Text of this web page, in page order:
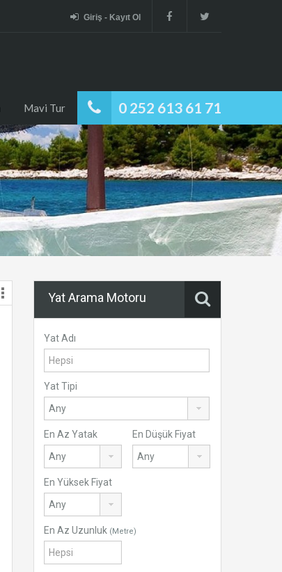
Giriş - Kayıt Ol
0 252 613 61 71
Mavi Tur
Yat Arama Motoru
Yat Adı
Yat Tipi
En Az Yatak En Düşük Fiyat
En Yüksek Fiyat
En Az Uzunluk (Metre)